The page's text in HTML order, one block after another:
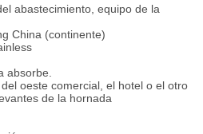
abastecimiento, equipo de la
China (continente)
absorbe.
oeste comercial, el hotel o el otro
de la hornada